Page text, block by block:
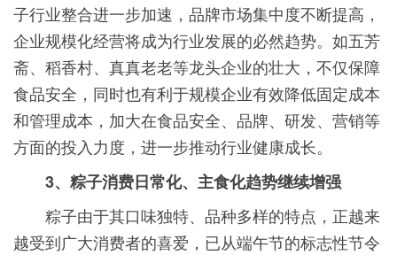
子行业整合进一步加速，品牌市场集中度不断提高，
企业规模化经营将成为行业发展的必然趋势。如五芳
斋、稻香村、真真老老等龙头企业的壮大，不仅保障
食品安全，同时也有利于规模企业有效降低固定成本
和管理成本，加大在食品安全、品牌、研发、营销等
方面的投入力度，进一步推动行业健康成长。
3、粽子消费日常化、主食化趋势继续增强
粽子由于其口味独特、品种多样的特点，正越来
越受到广大消费者的喜爱，已从端午节的标志性节令